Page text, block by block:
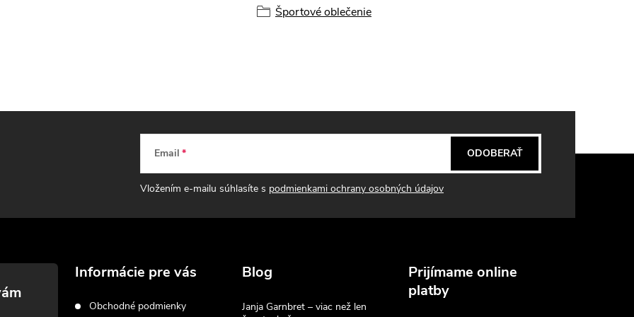
Športové oblečenie
Email
Vložením e-mailu súhlasíte s podmienkami ochrany osobných údajov
ODOBERAŤ
Informácie pre vás
Obchodné podmienky
Blog
Janja Garnbret – viac než len
Prijímame online
platby